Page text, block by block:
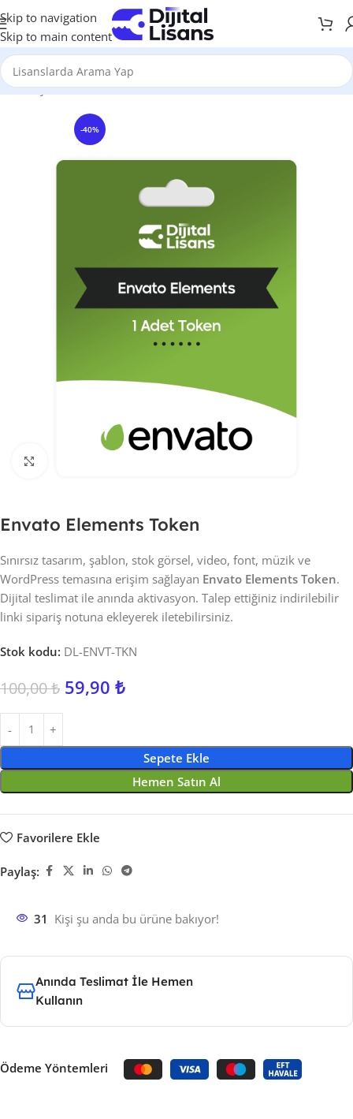
Skip to navigation
Skip to main content
Anasayfa Grafik & Tasarım Envato Elements
-40%
Envato Elements Token
Sınırsız tasarım, şablon, stok görsel, video, font, müzik ve
WordPress temasına erişim sağlayan Envato Elements Token.
Dijital teslimat ile anında aktivasyon. Talep ettiğiniz indirilebilir
linki sipariş notuna ekleyerek iletebilirsiniz.
Stok kodu: DL-ENVT-TKN
100,00₺ 59,90 ₺
Sepete Ekle
Hemen Satın Al
Favorilere Ekle
Paylaş:
31 Kişi şu anda bu ürüne bakıyor!
Anında Teslimat İle Hemen
Kullanın
Ödeme Yöntemleri